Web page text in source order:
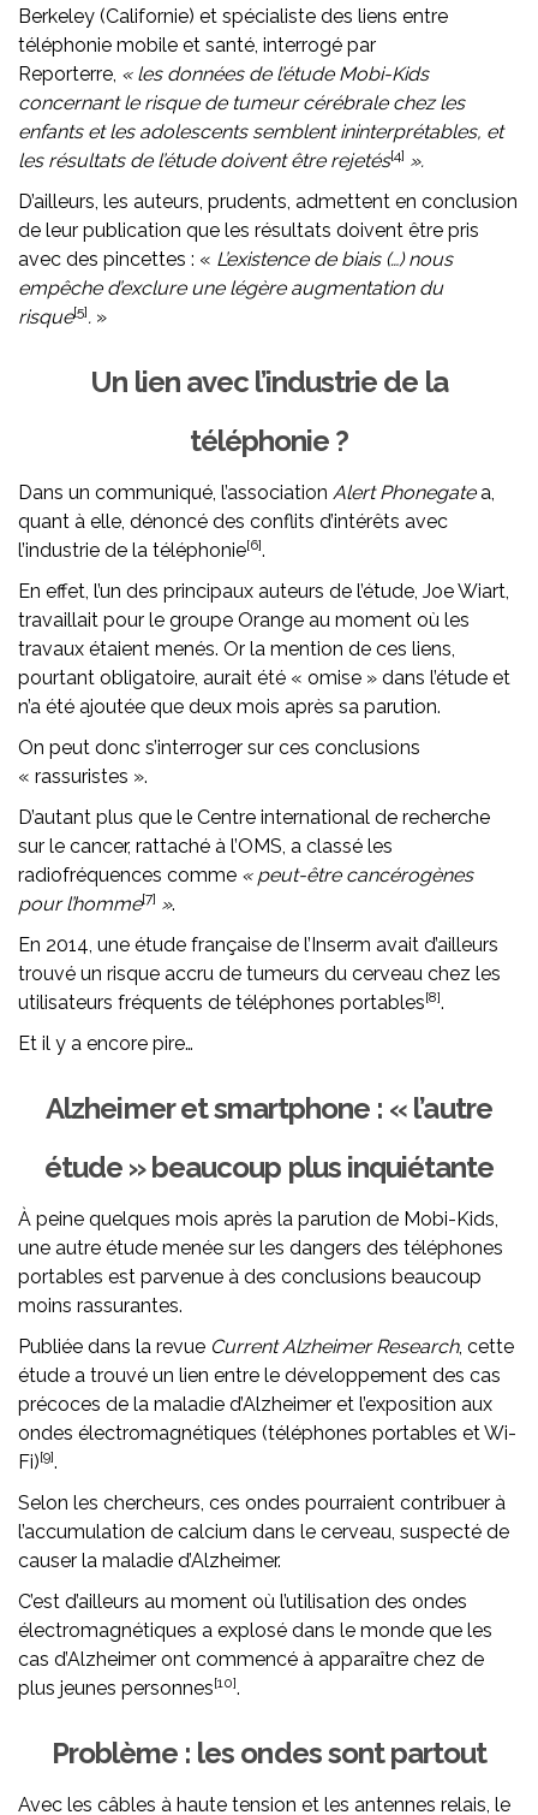
Berkeley (Californie) et spécialiste des liens entre
téléphonie mobile et santé, interrogé par
Reporterre, « les données de l’étude Mobi-Kids
concernant le risque de tumeur cérébrale chez les
enfants et les adolescents semblent ininterprétables, et
les résultats de l’étude doivent être rejetés[4] ».
D’ailleurs, les auteurs, prudents, admettent en conclusion
de leur publication que les résultats doivent être pris
avec des pincettes : « L’existence de biais (…) nous
empêche d’exclure une légère augmentation du
risque[5]. »
Un lien avec l’industrie de la
téléphonie ?
Dans un communiqué, l’association Alert Phonegatea,
quant à elle, dénoncé des conflits d’intérêts avec
l’industrie de la téléphonie[6].
En effet, l’un des principaux auteurs de l’étude, Joe Wiart,
travaillait pour le groupe Orange au moment où les
travaux étaient menés. Or la mention de ces liens,
pourtant obligatoire, aurait été « omise » dans l’étude et
n’a été ajoutée que deux mois après sa parution.
On peut donc s’interroger sur ces conclusions
« rassuristes ».
D’autant plus que le Centre international de recherche
sur le cancer, rattaché à l’OMS, a classé les
radiofréquences comme « peut-être cancérogènes
pour l’homme[7] ».
En 2014, une étude française de l’Inserm avait d’ailleurs
trouvé un risque accru de tumeurs du cerveau chez les
utilisateurs fréquents de téléphones portables[8].
Et il y a encore pire…
Alzheimer et smartphone : « l’autre
étude » beaucoup plus inquiétante
À peine quelques mois après la parution de Mobi-Kids,
une autre étude menée sur les dangers des téléphones
portables est parvenue à des conclusions beaucoup
moins rassurantes.
Publiée dans la revue Current Alzheimer Research, cette
étude a trouvé un lien entre le développement des cas
précoces de la maladie d’Alzheimer et l’exposition aux
ondes électromagnétiques (téléphones portables et Wi-
Fi)[9].
Selon les chercheurs, ces ondes pourraient contribuer à
l’accumulation de calcium dans le cerveau, suspecté de
causer la maladie d’Alzheimer.
C’est d’ailleurs au moment où l’utilisation des ondes
électromagnétiques a explosé dans le monde que les
cas d’Alzheimer ont commencé à apparaître chez de
plus jeunes personnes[10].
Problème : les ondes sont partout
Avec les câbles à haute tension et les antennes relais, le